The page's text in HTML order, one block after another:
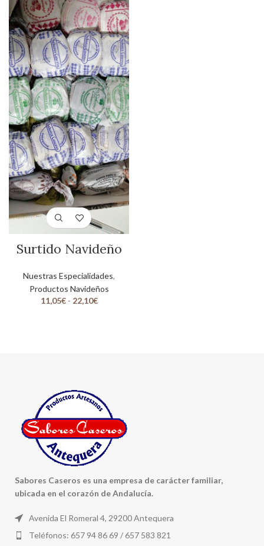
Surtido Navideño
Nuestras Especialidades,
Productos Navideños
11,05€ - 22,10€
Sabores Caseros es una empresa de carácter familiar,
ubicada en el corazón de Andalucía.
Avenida El Romeral 4, 29200 Antequera
Teléfonos: 657 94 86 69 / 657 583 821